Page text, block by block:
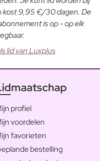
kost 9,95 €/30 dagen. De
is op - op elk
lid van Luxplus
profiel
voordelen
favorieten
bestelling